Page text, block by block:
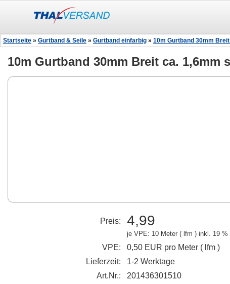
Startseite » Gurtband & Seile » Gurtband einfarbig » 10m Gurtband 30mm
10m Gurtband 30mm Breit ca.
Preis: 4,99
je VPE: 10 Meter ( lfm ) inkl. 19 %
VPE:
0,50 EUR pro Meter ( lfm )
Lieferzeit:
1-2 Werktage
Art.Nr.:
201436301510